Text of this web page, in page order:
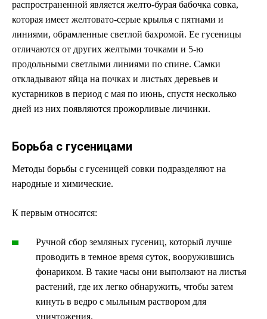
распространенной является желто-бурая бабочка совка,
которая имеет желтовато-серые крылья с пятнами и
линиями, обрамленные светлой бахромой. Ее гусеницы
отличаются от других желтыми точками и 5-ю
продольными светлыми линиями по спине. Самки
откладывают яйца на почках и листьях деревьев и
кустарников в период с мая по июнь, спустя несколько
дней из них появляются прожорливые личинки.
Борьба с гусеницами
Методы борьбы с гусеницей совки подразделяют на
народные и химические.
К первым относятся:
Ручной сбор земляных гусениц, который лучше
проводить в темное время суток, вооружившись
фонариком. В такие часы они выползают на листья
растений, где их легко обнаружить, чтобы затем
кинуть в ведро с мыльным раствором для
уничтожения.